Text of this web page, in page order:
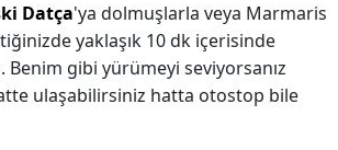
Datça'ya dolmuşlarla veya Marmaris
yaklaşık 10 dk içerisinde
gibi yürümeyi seviyorsanız
ulaşabilirsiniz hatta otostop bile